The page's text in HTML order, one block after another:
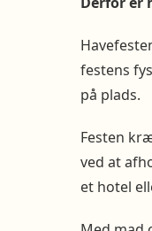
festens
på plads.
Festen
ved at
et hotel